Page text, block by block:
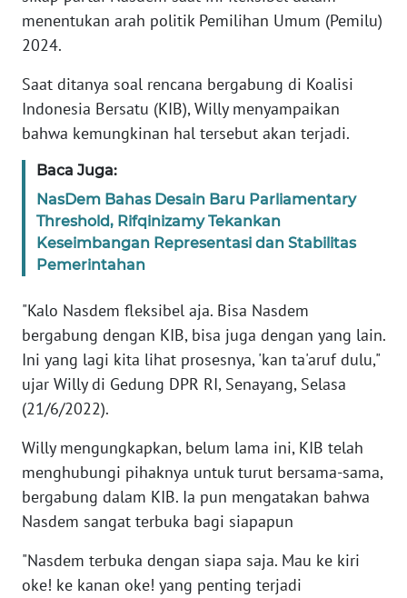
menentukan arah politik Pemilihan Umum (Pemilu)
2024.
Saat ditanya soal rencana bergabung di Koalisi
Indonesia Bersatu (KIB), Willy menyampaikan
bahwa kemungkinan hal tersebut akan terjadi.
Baca Juga:
NasDem Bahas Desain Baru Parliamentary
Threshold, Rifqinizamy Tekankan
Keseimbangan Representasi dan Stabilitas
Pemerintahan
"Kalo Nasdem fleksibel aja. Bisa Nasdem
bergabung dengan KIB, bisa juga dengan yang lain.
Ini yang lagi kita lihat prosesnya, 'kan ta'aruf dulu,"
ujar Willy di Gedung DPR RI, Senayang, Selasa
(21/6/2022).
Willy mengungkapkan, belum lama ini, KIB telah
menghubungi pihaknya untuk turut bersama-sama,
bergabung dalam KIB. Ia pun mengatakan bahwa
Nasdem sangat terbuka bagi siapapun
"Nasdem terbuka dengan siapa saja. Mau ke kiri
oke! ke kanan oke! yang penting terjadi
Informasi
INDEKS
KONTAK
KAMI
IKLAN
TENTANG
KAMI
PEDOMAN
MEDIA
SIBER
REDAKSI
KARIR
DISCLAIMER
News
Regional